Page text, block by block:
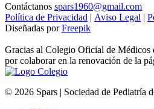
Contáctanos spars1960@gmail.com
Política de Privacidad | Aviso Legal |
Diseñadas porFreepik
Gracias al Colegio Oficial de Médicos
por colaborar en la renovación de la
© 2026 Spars | Sociedad de Pediatría